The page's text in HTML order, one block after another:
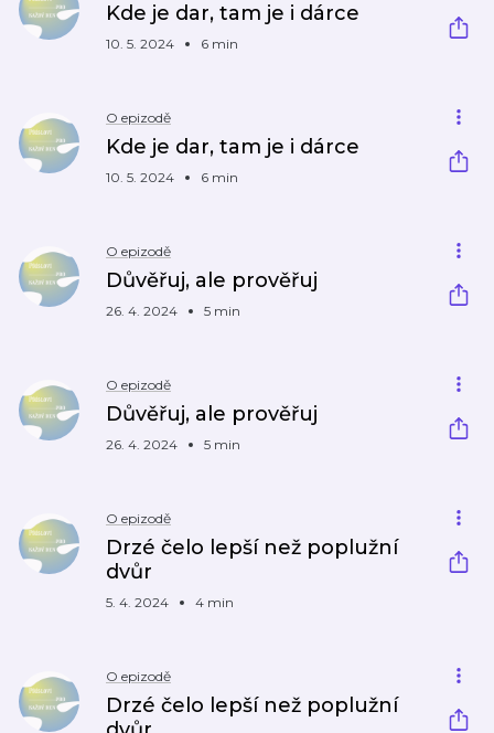
Kde je dar, tam je i dárce
10. 5. 2024 6 min
O epizodě
Kde je dar, tam je i dárce
10. 5. 2024 6 min
O epizodě
Důvěřuj, ale prověřuj
26. 4. 2024 5 min
O epizodě
Důvěřuj, ale prověřuj
26. 4. 2024 5 min
O epizodě
Drzé čelo lepší než poplužní
dvůr
5. 4. 2024 4 min
O epizodě
Drzé čelo lepší než poplužní